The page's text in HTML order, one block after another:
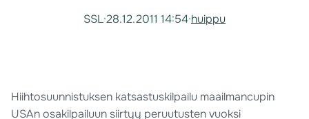
SSL·28.12.2011 14:54·huippu
Hiihtosuunnistuksen katsastuskilpailu maailmancupin
USAn osakilpailuun siirtyy peruutusten vuoksi